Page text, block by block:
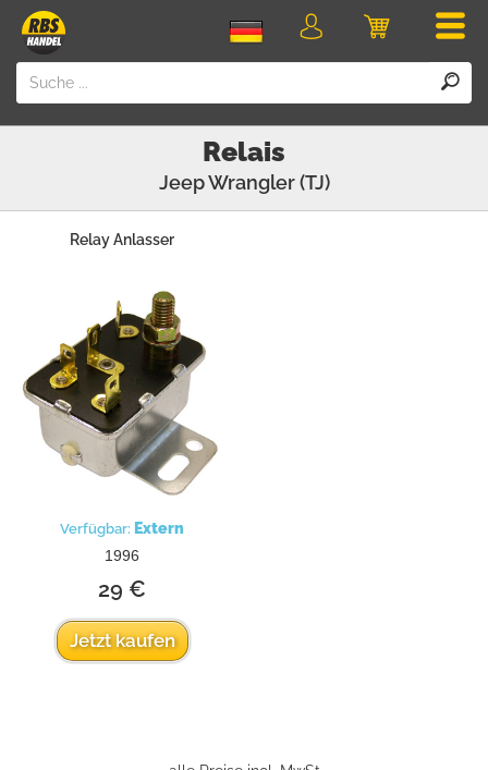
Login
Relais
JeepWrangler (TJ)
Relay Anlasser
Verfügbar: Extern
1996
29 €
Jetzt kaufen